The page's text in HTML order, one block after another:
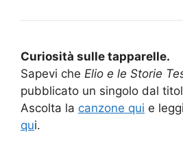
Curiosità sulle tapparelle.
Sapevi che Elio e le Storie
pubblicato un singolo dal
Ascolta la canzone qui e
qui.